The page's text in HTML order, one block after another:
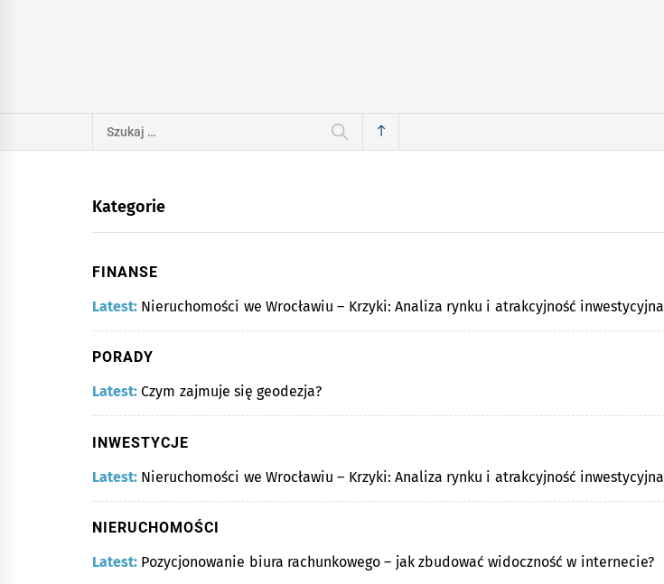
Szukaj:
Kategorie
FINANSE
Latest: Nieruchomości we Wrocławiu – Krzyki: Analiza rynku i atrakcyjność inwestycyjna
PORADY
Latest: Czym zajmuje się geodezja?
INWESTYCJE
Latest: Nieruchomości we Wrocławiu – Krzyki: Analiza rynku i atrakcyjność inwestycyjna
NIERUCHOMOŚCI
Latest: Pozycjonowanie biura rachunkowego – jak zbudować widoczność w internecie?